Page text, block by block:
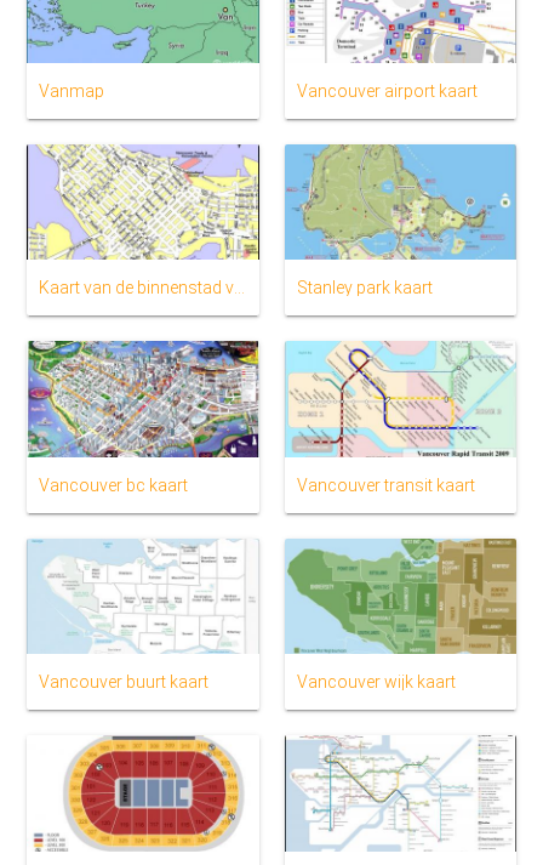
Vanmap Vancouver airport kaart
Kaart van de binnenstad van vancouver Stanley park kaart
Vancouver bc kaart Vancouver transit kaart
Vancouver buurt kaart Vancouver wijk kaart